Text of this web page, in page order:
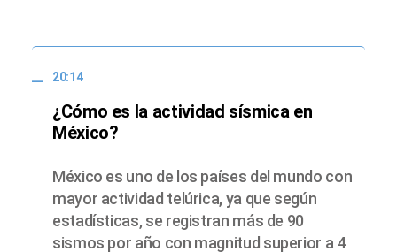
20:14
¿Cómo es la actividad sísmica en
México?
México es uno de los países del mundo con
mayor actividad telúrica, ya que según
estadísticas, se registran más de 90
sismos por año con magnitud superior a 4